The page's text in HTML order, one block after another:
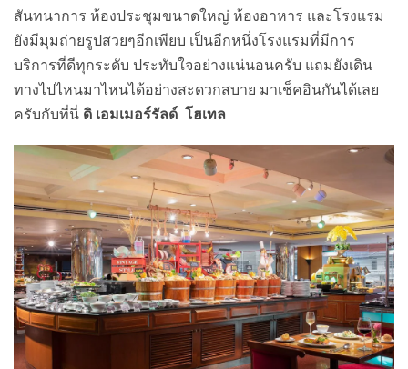
สันทนาการ ห้องประชุมขนาดใหญ่ ห้องอาหาร และโรงแรม
ยังมีมุมถ่ายรูปสวยๆอีกเพียบ เป็นอีกหนึ่งโรงแรมที่มีการ
บริการที่ดีทุกระดับ ประทับใจอย่างแน่นอนครับ แถมยังเดิน
ทางไปไหนมาไหนได้อย่างสะดวกสบาย มาเช็คอินกันได้เลย
ครับกับที่นี่ ดิ เอมเมอร์รัลด์ โฮเทล